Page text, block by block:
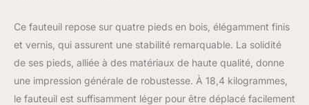
soulager le stress
Dimensions totales (L x P
x H) : 74 x 86 x 102 cm.
Dimensions du siège (L x
P) : 49 x 52 cm. Charge
maximale : 160 kg
Ce fauteuil repose sur quatre pieds en bois, élégamment finis
et vernis, qui assurent une stabilité remarquable. La solidité
de ses pieds, alliée à des matériaux de haute qualité, donne
une impression générale de robustesse. À 18,4 kilogrammes,
le fauteuil est suffisamment léger pour être déplacé facilement